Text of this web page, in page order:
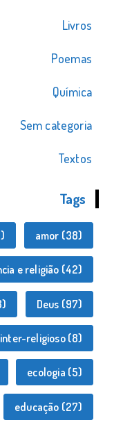
Livros
Poemas
Química
Sem categoria
Textos
Tags
amor (38)
e religião (42)
Deus (97)
religioso(8)
ecologia (5)
educação (27)